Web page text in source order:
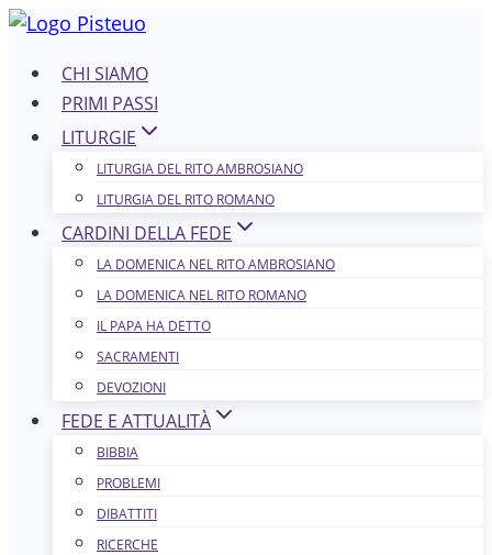
Salta
contenutoCHI SIAMO
PRIMI PASSI
LITURGIE
LITURGIA DEL RITO AMBROSIANO
LITURGIA DEL RITO ROMANO
CARDINI DELLA FEDE
LA DOMENICA NEL R​​​​​​ITO AMBROSIANO
LA DOMENICA NEL RITO ROMANO
IL PAPA HA DETTO
SACRAMENTI
DEVOZIONI
FEDE E ATTUALITÀ
BIBBIA
PROBLEMI
DIBATTITI
RICERCHE